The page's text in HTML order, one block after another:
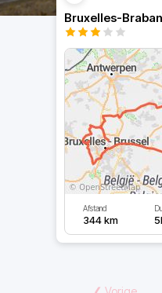
Afstand
344 km